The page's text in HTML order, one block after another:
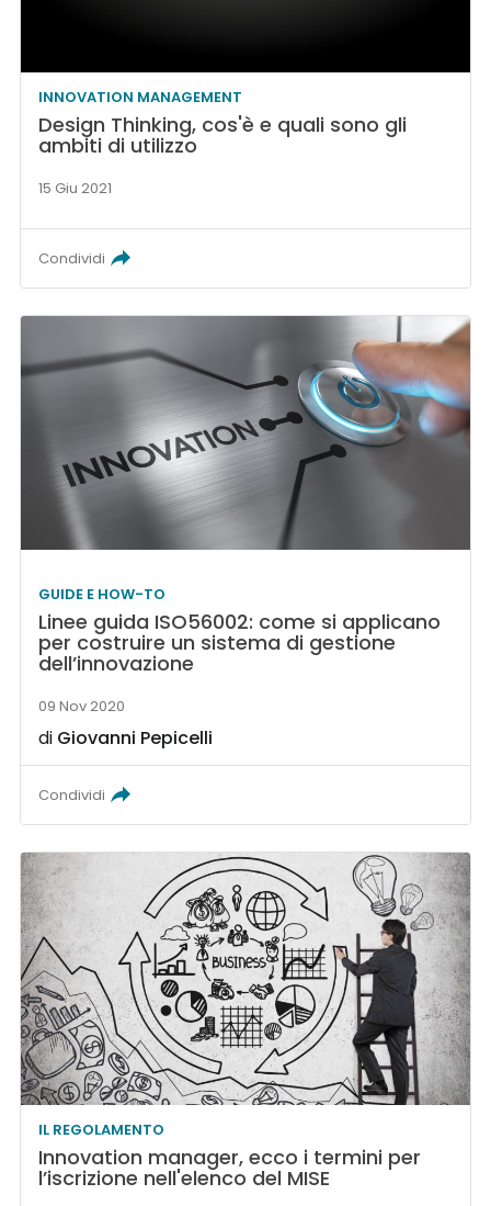
INNOVATION MANAGEMENT
Design Thinking, cos'è e quali sono gli
ambiti di utilizzo
15 Giu 2021
Condividi
GUIDE E HOW-TO
Linee guida ISO56002: come si applicano
per costruire un sistema di gestione
dell’innovazione
09 Nov 2020
di Giovanni Pepicelli
Condividi
IL REGOLAMENTO
Innovation manager, ecco i termini per
l’iscrizione nell'elenco del MISE